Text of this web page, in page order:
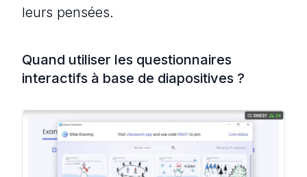
leurs pensées.
Quand utiliser les questionnaires
interactifs à base de diapositives ?